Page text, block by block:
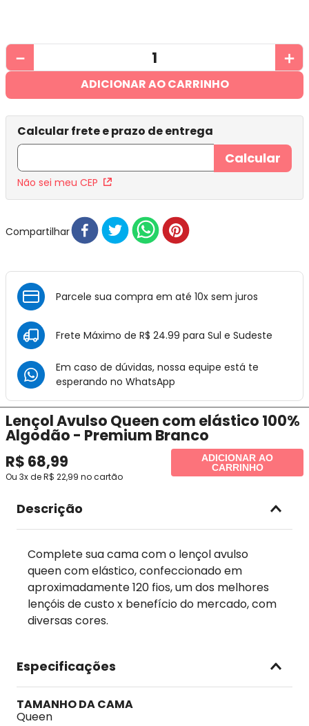
＋
－
ADICIONAR AO CARRINHO
Não sei meu CEP
Compartilhar
Parcele sua compra em até 10x sem juros
Frete Máximo de R$ 24.99 para Sul e Sudeste
Em caso de dúvidas, nossa equipe está te
esperando no WhatsApp
Lençol Avulso Queen com elástico 100%
Algodão - Premium Branco
R$ 68,99
Ou 3x deR$ 22,99 no cartão
ADICIONAR AO
CARRINHO
Descrição
Complete sua cama com o lençol avulso
queen com elástico, confeccionado em
aproximadamente 120 fios, um dos melhores
lençóis de custo x benefício do mercado, com
diversas cores.
Especificações
TAMANHO DA CAMA
Queen